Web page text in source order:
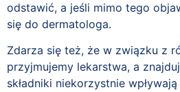
odstawić, a jeśli mimo tego
się do dermatologa.
Zdarza się też, że w związku z
przyjmujemy lekarstwa, a
składniki niekorzystnie